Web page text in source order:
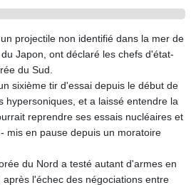
GMD 84.980421
GTQ 8.794891
GYD 241.157003
HKD 9.067746
HNL 30.895616
HRK 7.536622
HTG 150.718127
HUF 363.096405
ILS 3.468234
projectile non identifié dans la mer de
Japon, ont déclaré les chefs d'état-
du Sud.
sixième tir d'essai depuis le début de
hypersoniques, et a laissé entendre la
reprendre ses essais nucléaires et
mis en pause depuis un moratoire
du Nord a testé autant d'armes en
l'échec des négociations entre